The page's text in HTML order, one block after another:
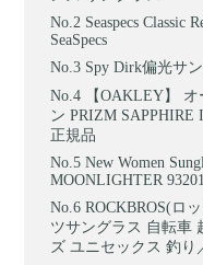
Seaspecs Classic
SeaSpecs
Spy Dirk偏光サ
【OAKLEY】
ン PRIZM SAPPHIRE
正規品
New Women
MOONLIGHTER
ROCKBROS(ロ
ツサングラス 自転車
ズ ユニセックス 釣り